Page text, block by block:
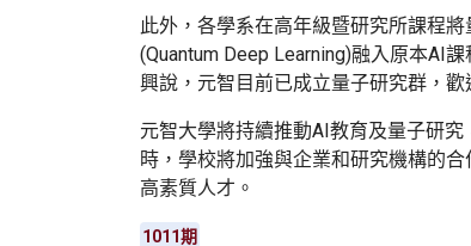
此外，各學系在高年級暨研究所課程
(Quantum Deep Learning)融入原本AI
興說，元智目前已成立量子研究群，
元智大學將持續推動AI教育及量子研
時，學校將加強與企業和研究機構的
高素質人才。
1011期